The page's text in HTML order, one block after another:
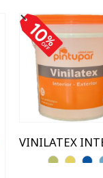
1 Lts
18 Lts
3.6 Lts
7.2 Lts